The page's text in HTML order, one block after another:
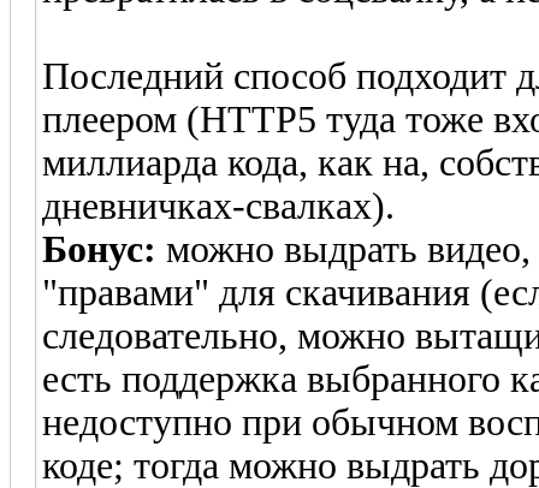
Последний способ подходит
плеером (НТТР5 туда тоже
миллиарда кода, как на,
дневничках-свалках).
Бонус: можно выдрать
"правами" для скачивания
следовательно, можно
есть поддержка выбранного
недоступно при обычном
коде; тогда можно выдрать